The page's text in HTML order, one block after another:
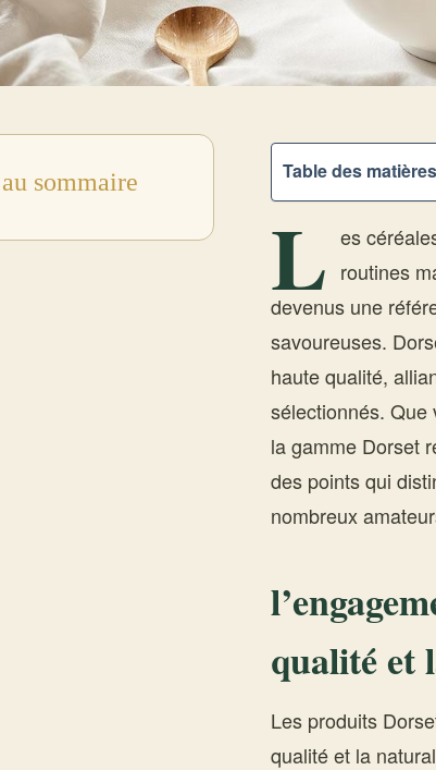
au sommaire Table des matières
L es
routines
devenus une
savoureuses.
haute qualité,
sélectionnés. Que
la gamme Dorset
des points qui
nombreux
qualité et
Les produits
qualité et la